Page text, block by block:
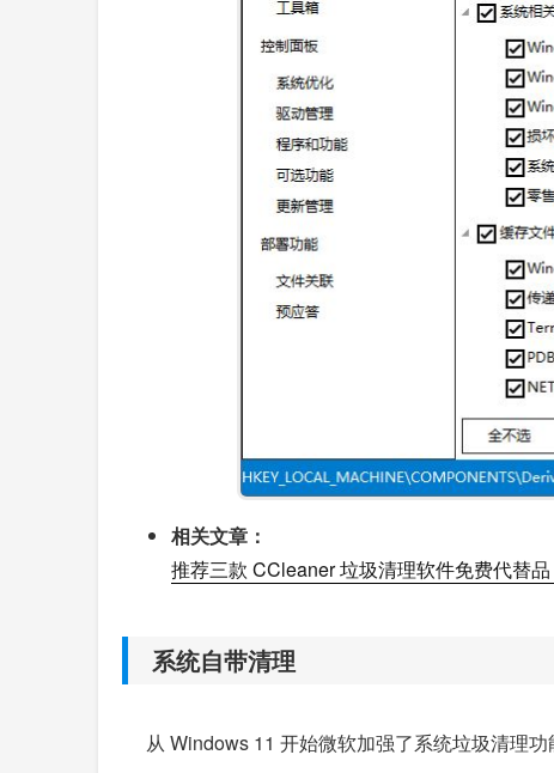
相关文章：
推荐三款 CCleaner 垃圾清理软件免费代替品
系统自带清理
从 Windows 11 开始微软加强了系统垃圾清理